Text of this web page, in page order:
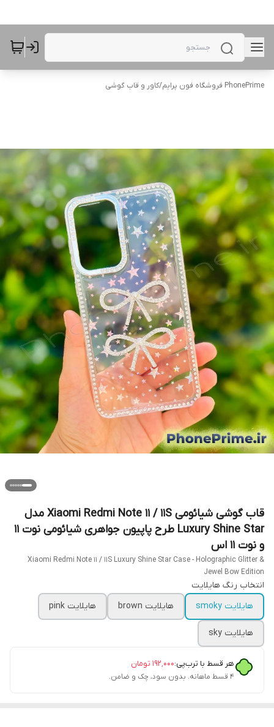
PhonePrime فروشگاه فون پرایم /کاور و قاب گوشی
قاب گوشی شیائومی Xiaomi Redmi Note 11 / 11S مدل
Luxury Shine Star طرح پاپیون جواهری شیائومی نوت ۱۱
و نوت ۱۱ اس
Xiaomi Redmi Note 11 / 11S Luxury Shine Star Case - Holographic Glitter &
Jewel Bow Edition
انتخاب رنگ هایلایت
هایلایت smoky
هایلایت brown هایلایت pink
هایلایت sky
هر قسط با ترب‌پی:۱۹۲٬۰۰۰ تومان
۴ قسط ماهانه. بدون سود، چک و ضامن.